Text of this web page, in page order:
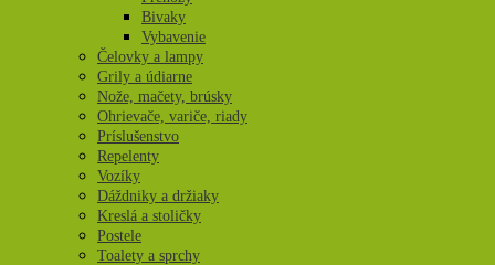
Bivaky
Vybavenie
Čelovky a lampy
Grily a údiarne
Nože, mačety, brúsky
Ohrievače, variče, riady
Príslušenstvo
Repelenty
Vozíky
Dáždniky a držiaky
Kreslá a stoličky
Postele
Toalety a sprchy